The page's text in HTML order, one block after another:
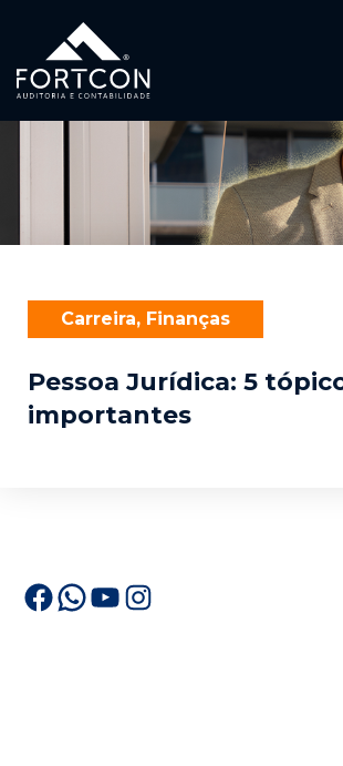
Carreira, Finanças
Pessoa Jurídica: 5
importantes